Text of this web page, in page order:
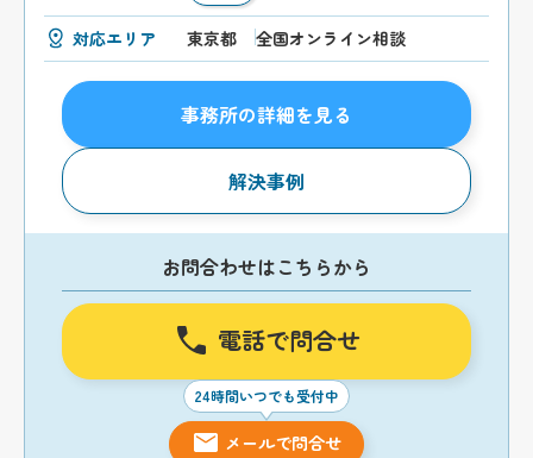
対応エリア 東京都 全国オンライン相談
事務所の詳細を見る
解決事例
お問合わせはこちらから
電話で問合せ
24時間いつでも受付中
メールで問合せ